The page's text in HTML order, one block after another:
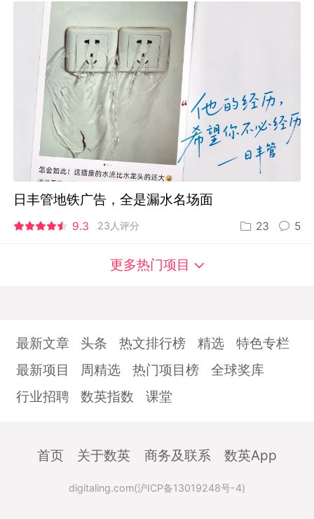
日丰管地铁广告，全是漏水名场面
9.3 23人评分 23 5
更多热门项目
最新文章 头条 热文排行榜 精选
特色专栏
最新项目
周精选 热门项目榜
全球奖库
行业招聘
数英指数 课堂
首页 关于数英 商务及联系 数英App
digitaling.com(沪ICP备13019248号-4)